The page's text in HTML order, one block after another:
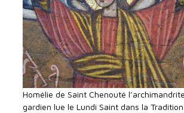
Homélie de Saint Chenouté
gardien lue le Lundi Saint dans la